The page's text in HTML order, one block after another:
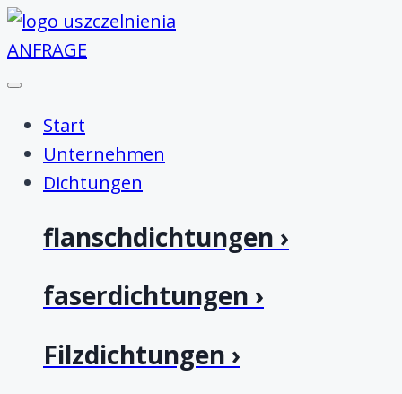
ANFRAGE
Start
Unternehmen
Dichtungen
flanschdichtungen ›
faserdichtungen ›
Filzdichtungen ›